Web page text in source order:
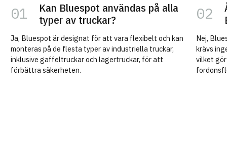
Kan Bluespot användas på alla
typer av truckar?
Ja, Bluespot är designat för att vara flexibelt och kan
monteras på de flesta typer av industriella truckar,
inklusive gaffeltruckar och lagertruckar, för att
förbättra säkerheten.
Nej,
krävs
vilket